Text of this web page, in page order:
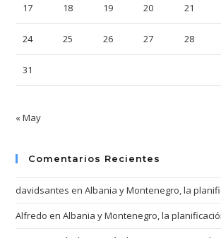
17 18 19 20 21
24 25 26 27 28
31
« May
Comentarios Recientes
davidsantes enAlbania y Montenegro, la
Alfredo enAlbania y Montenegro, la